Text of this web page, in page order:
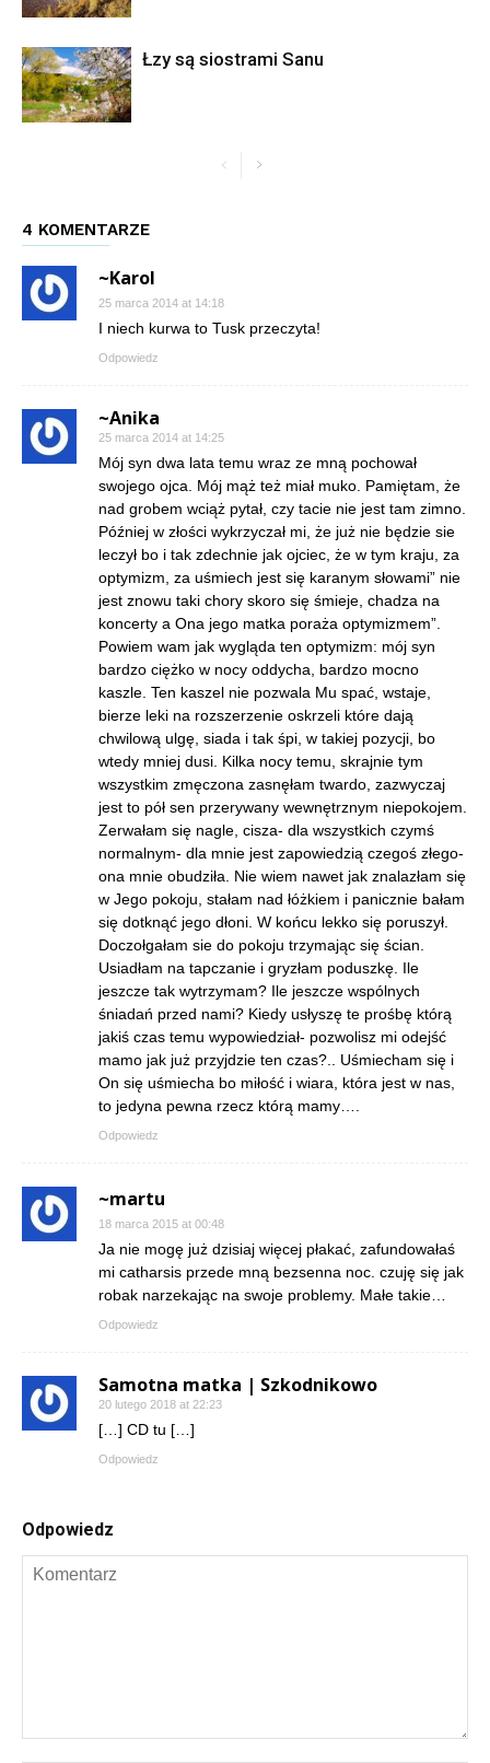
Łzy są siostrami Sanu
4 KOMENTARZE
~Karol
25 marca 2014 at 14:18
I niech kurwa to Tusk przeczyta!
Odpowiedz
~Anika
25 marca 2014 at 14:25
Mój syn dwa lata temu wraz ze mną pochował
swojego ojca. Mój mąż też miał muko. Pamiętam, że
nad grobem wciąż pytał, czy tacie nie jest tam zimno.
Później w złości wykrzyczał mi, że już nie będzie sie
leczył bo i tak zdechnie jak ojciec, że w tym kraju, za
optymizm, za uśmiech jest się karanym słowami” nie
jest znowu taki chory skoro się śmieje, chadza na
koncerty a Ona jego matka poraża optymizmem”.
Powiem wam jak wygląda ten optymizm: mój syn
bardzo ciężko w nocy oddycha, bardzo mocno
kaszle. Ten kaszel nie pozwala Mu spać, wstaje,
bierze leki na rozszerzenie oskrzeli które dają
chwilową ulgę, siada i tak śpi, w takiej pozycji, bo
wtedy mniej dusi. Kilka nocy temu, skrajnie tym
wszystkim zmęczona zasnęłam twardo, zazwyczaj
jest to pół sen przerywany wewnętrznym niepokojem.
Zerwałam się nagle, cisza- dla wszystkich czymś
normalnym- dla mnie jest zapowiedzią czegoś złego-
ona mnie obudziła. Nie wiem nawet jak znalazłam się
w Jego pokoju, stałam nad łóżkiem i panicznie bałam
się dotknąć jego dłoni. W końcu lekko się poruszył.
Doczołgałam sie do pokoju trzymając się ścian.
Usiadłam na tapczanie i gryzłam poduszkę. Ile
jeszcze tak wytrzymam? Ile jeszcze wspólnych
śniadań przed nami? Kiedy usłyszę te prośbę którą
jakiś czas temu wypowiedział- pozwolisz mi odejść
mamo jak już przyjdzie ten czas?.. Uśmiecham się i
On się uśmiecha bo miłość i wiara, która jest w nas,
to jedyna pewna rzecz którą mamy….
Odpowiedz
~martu
18 marca 2015 at 00:48
Ja nie mogę już dzisiaj więcej płakać, zafundowałaś
mi catharsis przede mną bezsenna noc. czuję się jak
robak narzekając na swoje problemy. Małe takie…
Odpowiedz
Samotna matka | Szkodnikowo
20 lutego 2018 at 22:23
[…] CD tu […]
Odpowiedz
Odpowiedz